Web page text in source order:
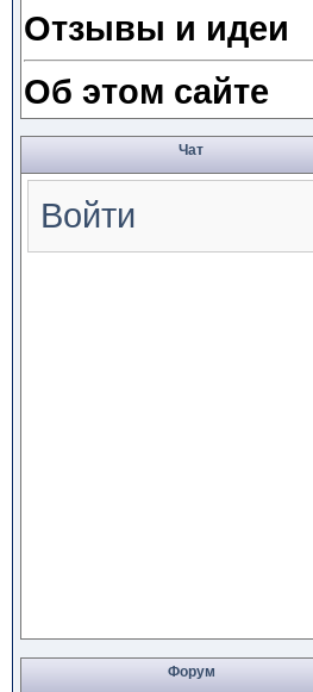
Отзывы и идеи
Об этом сайте
Чат
Войти
Форум